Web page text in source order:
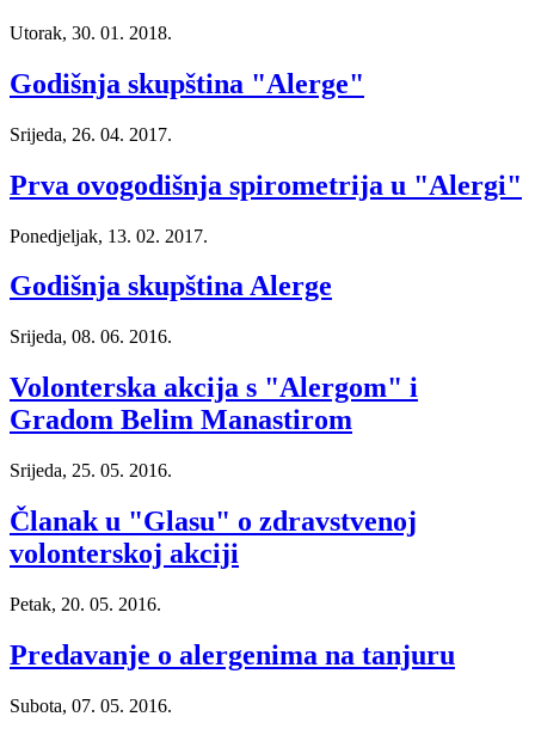
Utorak, 30. 01. 2018.
Godišnja skupština "Alerge"
Srijeda, 26. 04. 2017.
Prva ovogodišnja spirometrija u "Alergi"
Ponedjeljak, 13. 02. 2017.
Godišnja skupština Alerge
Srijeda, 08. 06. 2016.
Volonterska akcija s "Alergom" i
Gradom Belim Manastirom
Srijeda, 25. 05. 2016.
Članak u "Glasu" o zdravstvenoj
volonterskoj akciji
Petak, 20. 05. 2016.
Predavanje o alergenima na tanjuru
Subota, 07. 05. 2016.